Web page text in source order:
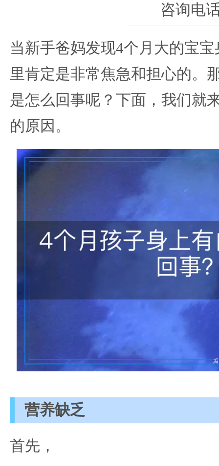
咨询电
当新手爸妈发现4个月大的宝
里肯定是非常焦急和担心的。
是怎么回事呢？下面，我们就
的原因。
营养缺乏
首先，